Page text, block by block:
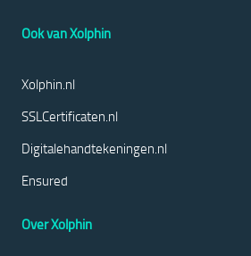
Ook van Xolphin
Xolphin.nl
SSLCertificaten.nl
Digitalehandtekeningen.nl
Ensured
Over Xolphin